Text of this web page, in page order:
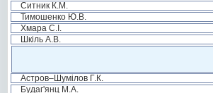
Ситник К.М.
Тимошенко Ю.В.
Хмара С.І.
Шкіль А.В.
Астров–Шумілов Г.К.
Будаг'янц М.А.